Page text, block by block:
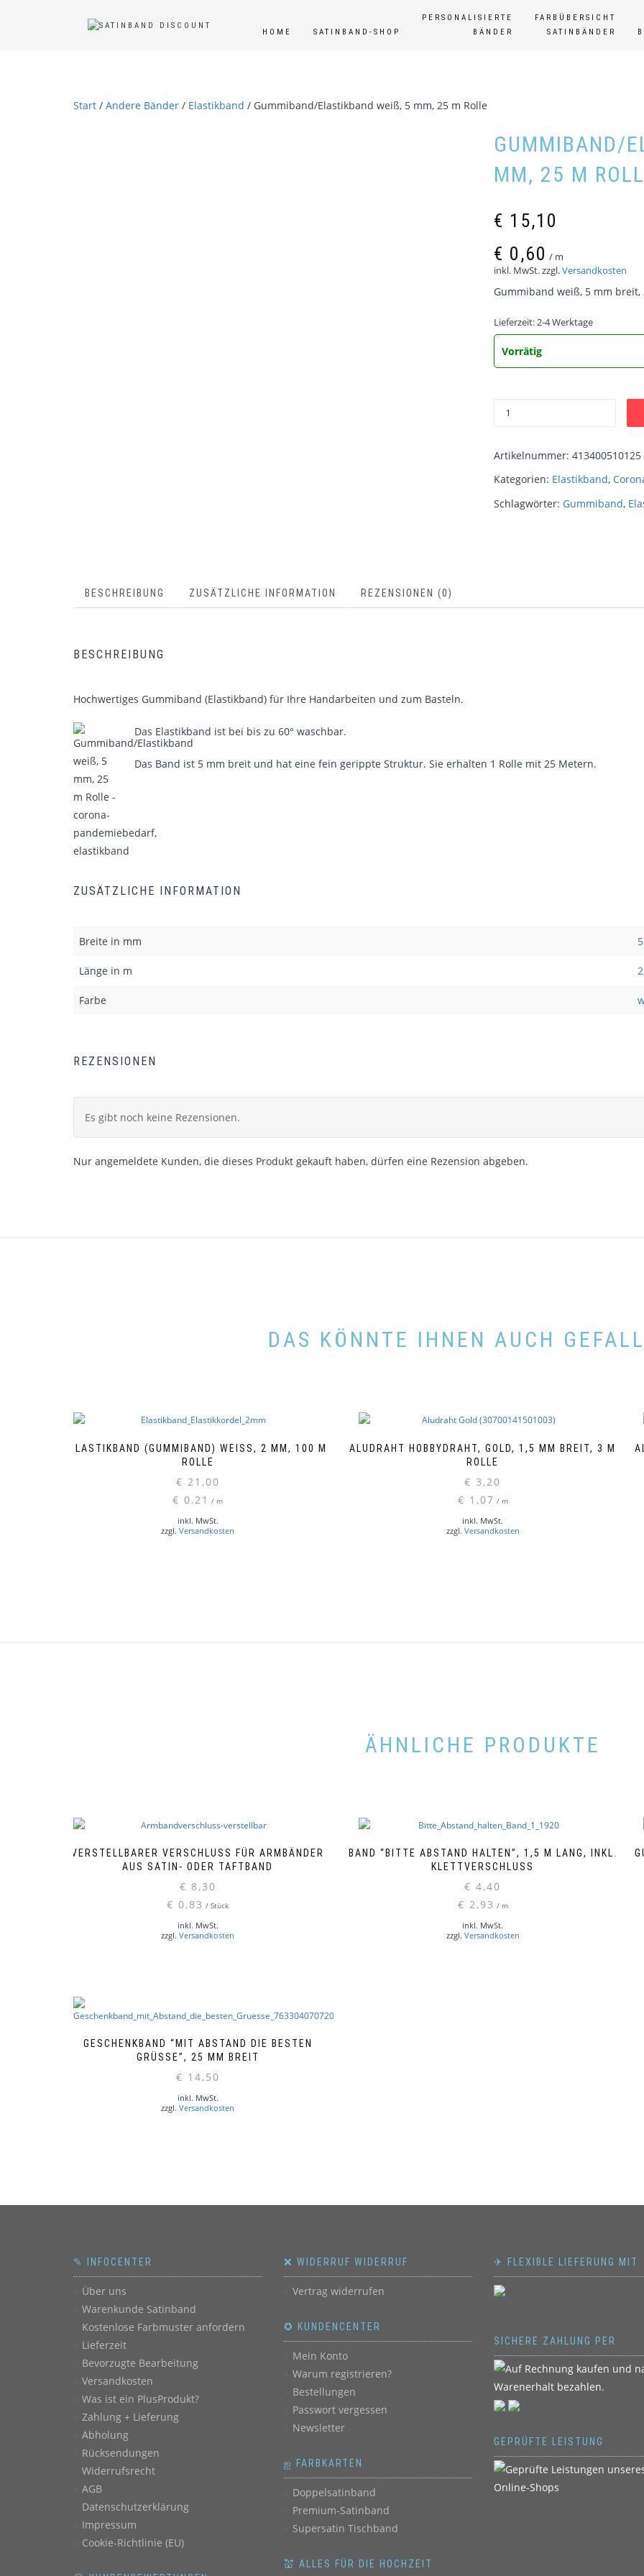
HOME SATINBAND-SHOP
PERSONALISIERTE
BÄNDER
FARBÜBERSICHT
SATINBÄNDER
Start / Andere Bänder / Elastikband / Gummiband/Elastikband weiß, 5 mm, 25 m Rolle
GUMMIBAND/
M, 25 M ROLLE
€ 15,10
€ 0,60 / m
inkl. MwSt.zzgl.Versandkosten
Gummiband weiß, 5 mm breit,
Lieferzeit:2-4 Werktage
Vorrätig
Artikelnummer: 413400510125
Kategorien: Elastikband,
Schlagwörter: Gummiband,
BESCHREIBUNG ZUSÄTZLICHE INFORMATION REZENSIONEN (0)
BESCHREIBUNG
Hochwertiges Gummiband (Elastikband) für Ihre Handarbeiten und zum Basteln.
Das Elastikband ist bei bis zu 60° waschbar.
Das Band ist 5 mm breit und hat eine fein gerippte Struktur. Sie erhalten 1 Rolle mit 25 Metern.
ZUSÄTZLICHE INFORMATION
Breite in mm 5
Länge in m
Farbe
REZENSIONEN
Es gibt noch keine Rezensionen.
Nur angemeldete Kunden, die dieses Produkt gekauft haben, dürfen eine Rezension abgeben.
DAS KÖNNTE IHNEN AUCH
ELASTIKBAND (GUMMIBAND) WEISS, 2 MM, 100 M R
OLLE
€ 21,00
€ 0,21 / m
inkl. MwSt.
zzgl.Versandkosten
ALUDRAHT HOBBYDRAHT, GOLD, 1,5 MM BREIT, 3 M
ROLLE
€ 3,20
€ 1,07 / m
inkl. MwSt.
zzgl. Versandkosten
ÄHNLICHE PRODUKTE
VERSTELLBARER VERSCHLUSS FÜR ARMBÄNDER
AUS SATIN- ODER TAFTBAND
€ 8,30
€ 0,83 /Stück
inkl. MwSt.
zzgl.Versandkosten
BAND “BITTE ABSTAND HALTEN”, 1,5 M LANG, INKL.
KLETTVERSCHLUSS
€ 4,40
€ 2,93 / m
inkl. MwSt.
zzgl. Versandkosten
GESCHENKBAND “MIT ABSTAND DIE BESTEN
GRÜSSE”, 25 MM BREIT
€ 14,50
inkl. MwSt.
zzgl.Versandkosten
✎ INFOCENTER
Über uns
Warenkunde Satinband
Kostenlose Farbmuster anfordern
Lieferzeit
Bevorzugte Bearbeitung
Versandkosten
Was ist ein PlusProdukt?
Zahlung + Lieferung
Abholung
Rücksendungen
Widerrufsrecht
AGB
Datenschutzerklärung
Impressum
Cookie-Richtlinie (EU)
❌ WIDERRUF WIDERRUF
Vertrag widerrufen
✪ KUNDENCENTER
Mein Konto
Warum registrieren?
Bestellungen
Passwort vergessen
Newsletter
ஐ FARBKARTEN
Doppelsatinband
Premium-Satinband
Supersatin Tischband
💒 ALLES FÜR DIE HOCHZEIT
✈ FLEXIBLE LIEFERUNG MIT
SICHERE ZAHLUNG PER
GEPRÜFTE LEISTUNG